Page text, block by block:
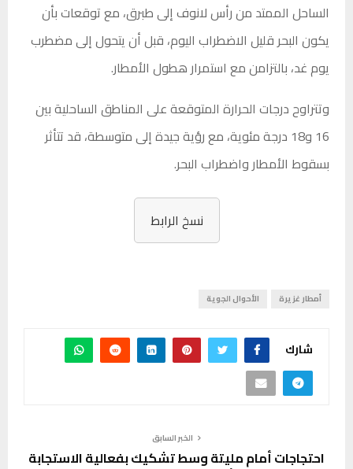
الساحل الممتد من رأس لانوف إلى طبرق، مع توقعات بأن
يكون البحر قليل الاضطراب اليوم، قبل أن يتحول إلى مضطرب
يوم غد، بالتزامن مع استمرار هطول الأمطار.
وتتراوح درجات الحرارة المتوقعة على المناطق الساحلية بين
16 و18 درجة مئوية، مع رؤية جيدة إلى متوسطة، قد تتأثر
بسقوط الأمطار واضطراب البحر.
نسخ الرابط
أمطار غزيرة الأحوال الجوية
شارك
الخبر السابق
احتجاجات أمام مليتة وسط تشكيك بفعالية الاستجابة